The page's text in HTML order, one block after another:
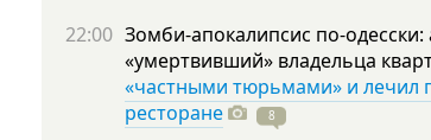
22:00 Зомби-апокалипсис по-одесски:
«умертвивший» владельца
«частными тюрьмами» и лечил
ресторане
8